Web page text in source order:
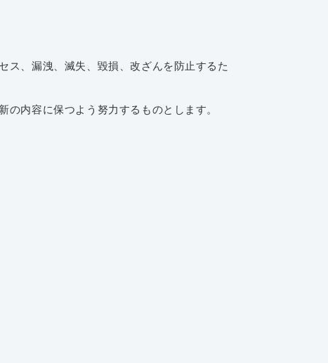
、漏洩、滅失、毀損、改ざんを防止するた
内容に保つよう努力するものとします。